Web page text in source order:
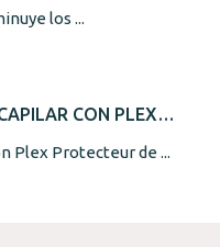
los ...
CON PLEX
Plex Protecteur de ...